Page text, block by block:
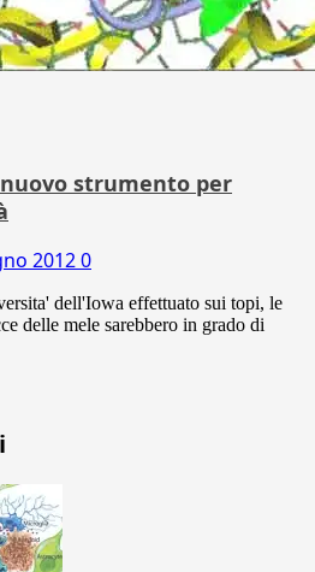
strumento per
20120
dell'Iowa effettuato sui topi, le
delle mele sarebbero in grado di